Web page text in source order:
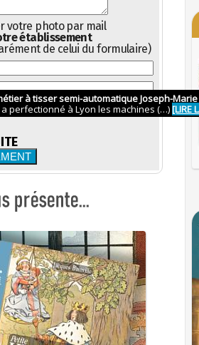
votre photo par mail
établissement
de celui du formulaire)